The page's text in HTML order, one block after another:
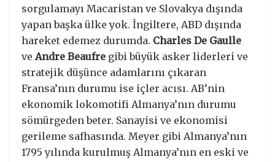
sorgulamayı Macaristan ve Slovakya dışında
yapan başka ülke yok. İngiltere, ABD dışında
hareket edemez durumda. Charles De Gaulle
ve Andre Beaufre gibi büyük asker liderleri ve
stratejik düşünce adamlarını çıkaran
Fransa’nın durumu ise içler acısı. AB’nin
ekonomik lokomotifi Almanya’nın durumu
sömürgeden beter. Sanayisi ve ekonomisi
gerileme safhasında. Meyer gibi Almanya’nın
1795 yılında kurulmuş Almanya’nın en eski ve